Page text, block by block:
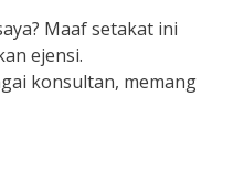
Maaf setakat ini
ejensi.
konsultan, memang